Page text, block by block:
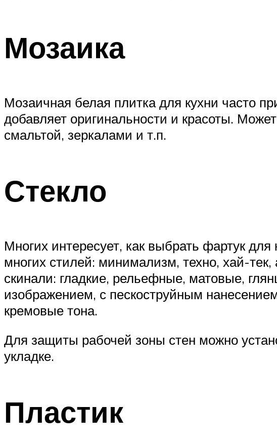
Мозаика
Мозаичная белая плитка для кухни часто
добавляет оригинальности и красоты.
смальтой, зеркалами и т.п.
Стекло
Многих интересует, как выбрать фартук
многих стилей: минимализм, техно, хай-
скинали: гладкие, рельефные, матовые,
изображением, с пескоструйным
кремовые тона.
Для защиты рабочей зоны стен можно
укладке.
Пластик